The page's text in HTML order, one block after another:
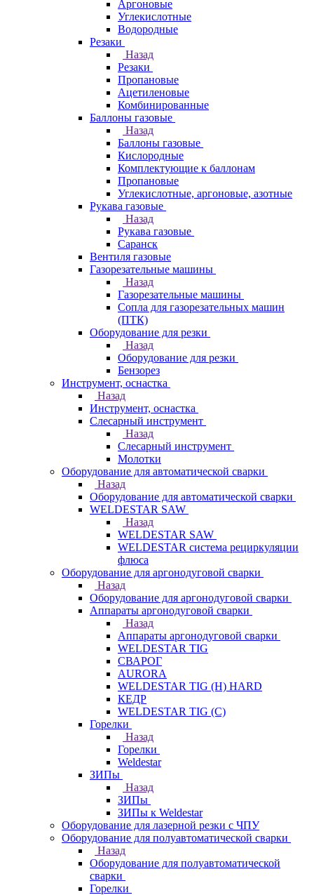
Аргоновые
Углекислотные
Водородные
Резаки
Назад
Резаки
Пропановые
Ацетиленовые
Комбинированные
Баллоны газовые
Назад
Баллоны газовые
Кислородные
Комплектующие к баллонам
Пропановые
Углекислотные, аргоновые, азотные
Рукава газовые
Назад
Рукава газовые
Саранск
Вентиля газовые
Газорезательные машины
Назад
Газорезательные машины
Сопла для газорезательных машин
(ПТК)
Оборудование для резки
Назад
Оборудование для резки
Бензорез
Инструмент, оснастка
Назад
Инструмент, оснастка
Слесарный инструмент
Назад
Слесарный инструмент
Молотки
Оборудование для автоматической сварки
Назад
Оборудование для автоматической сварки
WELDESTAR SAW
Назад
WELDESTAR SAW
WELDESTAR система рециркуляции
флюса
Оборудование для аргонодуговой сварки
Назад
Оборудование для аргонодуговой сварки
Аппараты аргонодуговой сварки
Назад
Аппараты аргонодуговой сварки
WELDESTAR TIG
СВАРОГ
AURORA
WELDESTAR TIG (H) HARD
КЕДР
WELDESTAR TIG (С)
Горелки
Назад
Горелки
Weldestar
ЗИПы
Назад
ЗИПы
ЗИПы к Weldestar
Оборудование для лазерной резки с ЧПУ
Оборудование для полуавтоматической сварки
Назад
Оборудование для полуавтоматической
сварки
Горелки